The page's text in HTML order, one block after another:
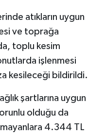
atıkların uygun
ve toprağa
toplu kesim
işlenmesi
kesileceği bildirildi.
şartlarına uygun
olduğu da
4.344 TL